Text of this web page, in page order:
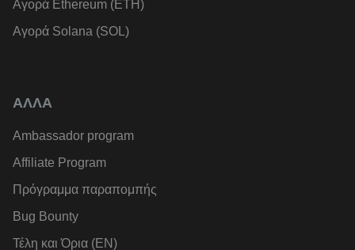
Αγορά Ethereum (ETH)
Αγορά Solana (SOL)
ΑΛΛΑ
Ambassador program
Affiliate Program
Πρόγραμμα παραπομπής
Bug Bounty
Τέλη και Όρια (EN)